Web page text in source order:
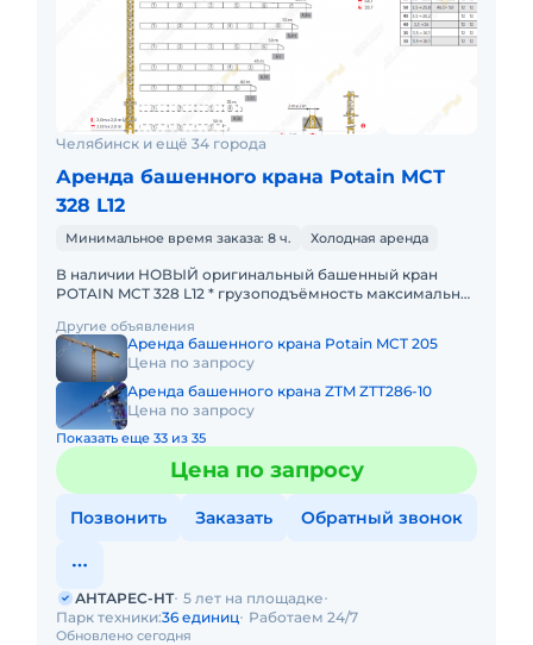
Челябинск и ещё 34 города
Аренда башенного крана Potain MCТ
328 L12
Минимальное время заказа: 8 ч. Холодная аренда
В наличии НОВЫЙ оригинальный башенный кран
POTAIN MCТ 328 L12 * грузоподъёмность максимальная
грузоподъ
Другие объявления
Аренда башенного крана Potain MCT 205
Цена по запросу
Аренда башенного крана ZTM ZTT286-10
Цена по запросу
Показать еще 33 из 35
Цена по запросу
Позвонить Заказать Обратный звонок
Обновлено сегодня
АНТАРЕС-НТ 5 лет на площадке
Парк техники:36 единиц Работаем 24/7